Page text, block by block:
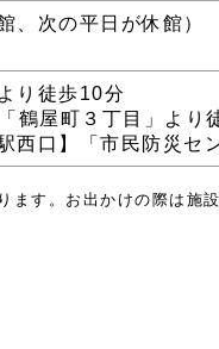
、次の平日が休館）
り徒歩10分
鶴屋町３丁目」より
西口】「市民防災セ
す。お出かけの際は施